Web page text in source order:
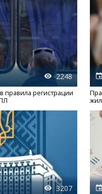
2248
правила регистрации
3207